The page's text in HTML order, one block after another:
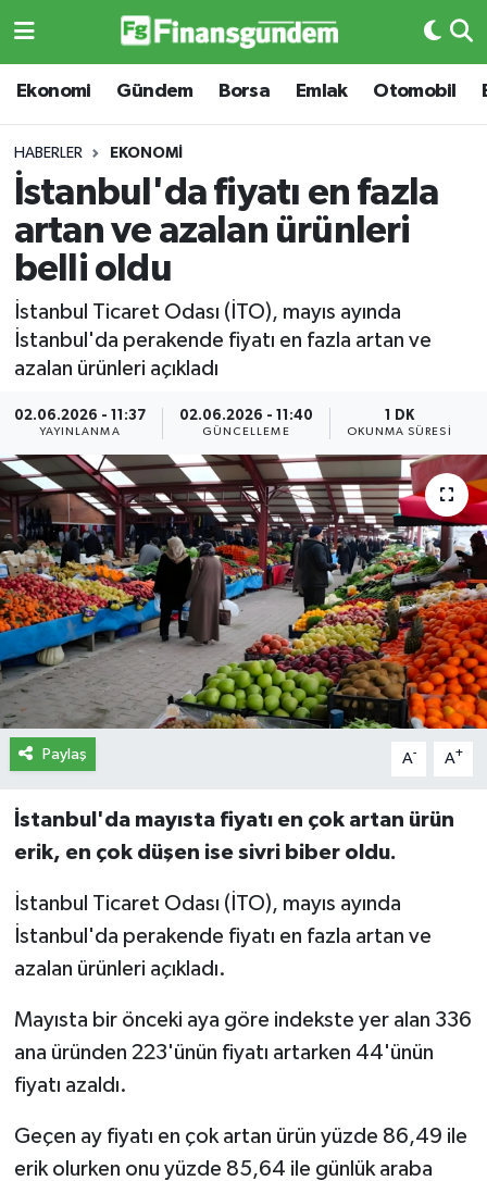
Ekonomi Gündem Borsa Emlak Otomobil
HABERLER EKONOMI
İstanbul'da fiyatı en fazla
artan ve azalan ürünleri
belli oldu
İstanbul Ticaret Odası (İTO), mayıs ayında
İstanbul'da perakende fiyatı en fazla artan ve
azalan ürünleri açıkladı
02.06.2026 - 11:37
YAYINLANMA
02.06.2026 - 11:40
GÜNCELLEME
1 DK
OKUNMA SÜRESI
Paylaş A- A+
İstanbul'da mayısta fiyatı en çok artan ürün
erik, en çok düşen ise sivri biber oldu.
İstanbul Ticaret Odası (İTO), mayıs ayında
İstanbul'da perakende fiyatı en fazla artan ve
azalan ürünleri açıkladı.
Mayısta bir önceki aya göre indekste yer alan 336
ana üründen 223'ünün fiyatı artarken 44'ünün
fiyatı azaldı.
Geçen ay fiyatı en çok artan ürün yüzde 86,49 ile
erik olurken onu yüzde 85,64 ile günlük araba
Ekonomi
Borsa
Emlak
Emtia
Otomobil
Gizlilik Sözleşmesi
Hakkımızda
İletişim
Künye
Yasal Uyarı
Ekonomi
Borsa
Emlak
Otomobil
Emtia
BITCOIN
Yapay Zeka